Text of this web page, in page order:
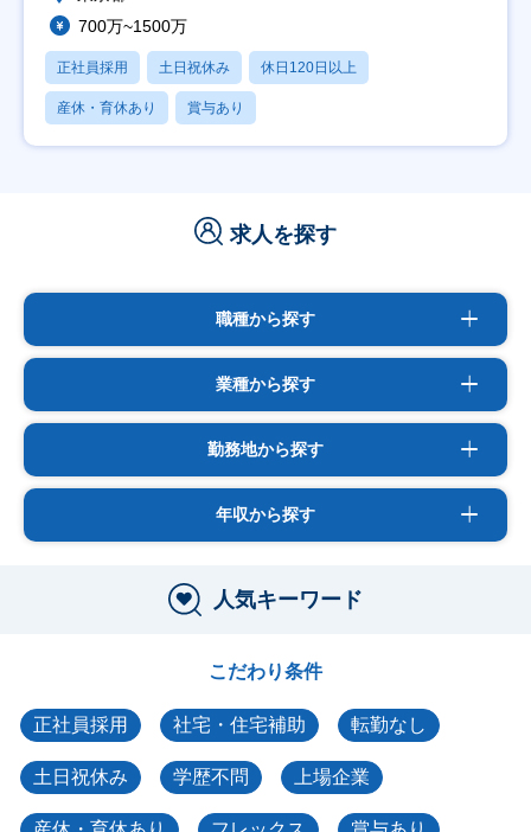
700万~1500万
正社員採用 土日祝休み 休日120日以上
産休・育休あり 賞与あり
求人を探す
職種から探す
業種から探す
勤務地から探す
年収から探す
人気キーワード
こだわり条件
正社員採用 社宅・住宅補助 転勤なし
土日祝休み 学歴不問 上場企業